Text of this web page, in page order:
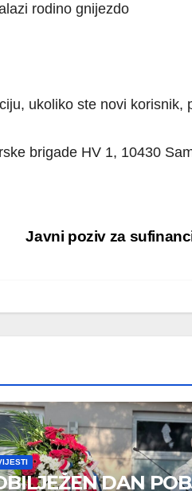
rodino gnijezdo
ukoliko ste novi
brigade HV 1, 10430
Javni poziv za
DAN